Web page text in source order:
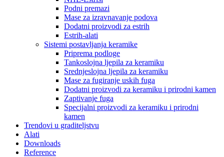
Podni premazi
Mase za izravnavanje podova
Dodatni proizvodi za estrih
Estrih-alati
Sistemi postavljanja keramike
Priprema podloge
Tankoslojna ljepila za keramiku
Srednjeslojna ljepila za keramiku
Mase za fugiranje uskih fuga
Dodatni proizvodi za keramiku i prirodni kamen
Zaptivanje fuga
Specijalni proizvodi za keramiku i prirodni
kamen
Trendovi u graditeljstvu
Alati
Downloads
Reference